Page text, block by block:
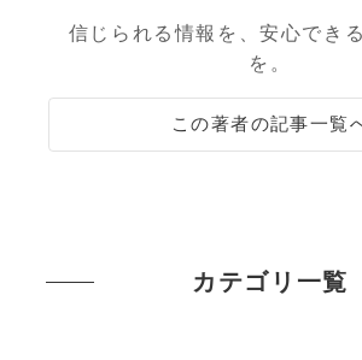
信じられる情報を、安心でき
を。
この著者の記事一覧
カテゴリ一覧